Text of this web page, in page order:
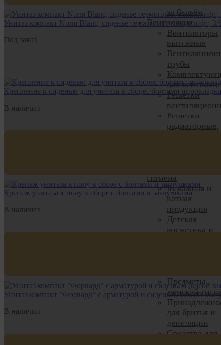
за бельём
Вентиляция
Вентиляторы
вытяжные
трубы
для
Решетки
Решетки
радиаторные,
гигиена
Бумажная и
ватная
продукция
Детская
косметика и
Предметы
женской
для бритья и
депиляции
Средства для
Унитаз компакт Norm Blanc, сиденье термопласт микролифт, 3/
Под заказ
Крепление к сиденью для унитаза в сборес болтами
В наличии
Крепеж унитаза к полу в сборе с болтами и заглушками
В наличии
Унитаз компакт "Форвард" с арматурой и сиденьем (косой
В наличии